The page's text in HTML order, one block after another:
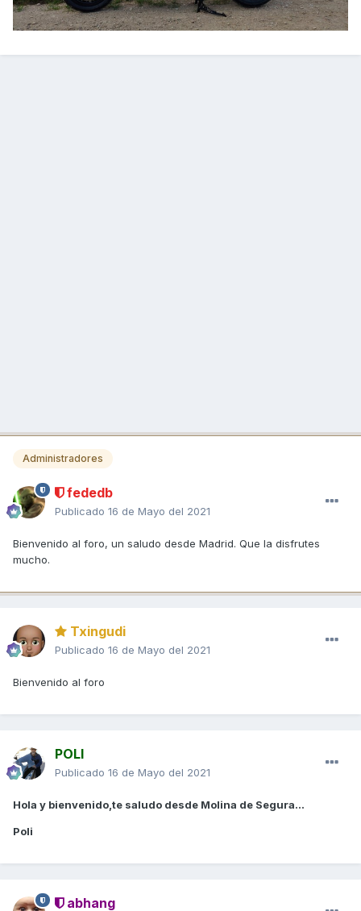
Administradores
fededb
Publicado 16 de Mayo del 2021
Bienvenido al foro, un saludo desde Madrid. Que la disfrutes
mucho.
Txingudi
Publicado 16 de Mayo del 2021
Bienvenido al foro
POLI
Publicado 16 de Mayo del 2021
Hola y bienvenido,te saludo desde Molina de Segura...
Poli
abhang